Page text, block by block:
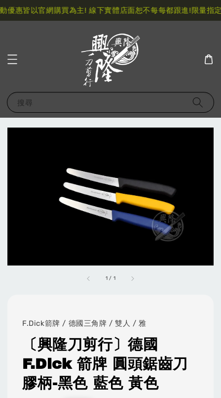
惠皆以官網購買為主! 線下實體店面恕不每每都跟進!限量指定
搜尋
1 / 1
F.Dick箭牌 / 德國三角牌 / 雙人 / 雅
〔興隆刀剪行〕德國
F.Dick 箭牌 圓頭鋸齒刀
膠柄-黑色 藍色 黃色